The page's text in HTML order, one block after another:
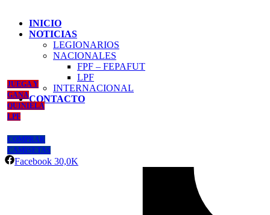
INICIO
NOTICIAS
LEGIONARIOS
NACIONALES
FPF – FEPAFUT
LPF
INTERNACIONAL
CONTACTO
JUEGA Y
GANA
QUINIELA
LPF
COMPRAR
CAMISETAS
Facebook 30,0K